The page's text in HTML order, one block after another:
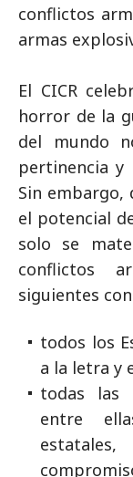
conflictos
armas
El CICR
horror de la
del mundo
pertinencia y
Sin embargo,
el potencial
solo se
conflictos
siguientes
todos los
a la letra y
todas las
entre